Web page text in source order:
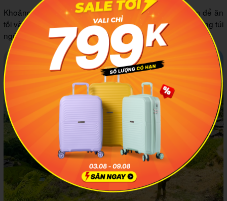
Khoảng 17 giờ, đoàn sẽ đến lán nghỉ ở độ cao 2800m để ăn
tối và ngủ qua đêm. Khu lán được bố trí phòng kín gió cùng túi
ngủ và khu vệ sinh cơ bản.